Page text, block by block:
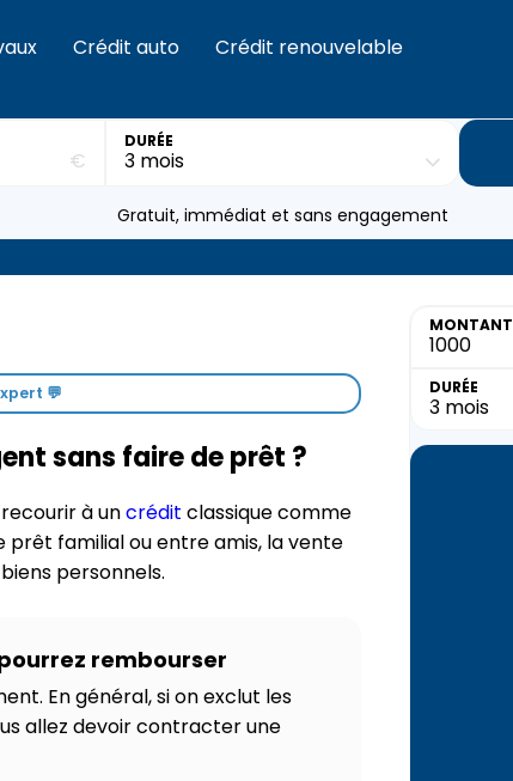
Crédit auto Crédit renouvelable
€
DURÉE
Gratuit, immédiat et sans engagement
💬
sans faire de prêt ?
à uncrédit classique comme
prêt familial ou entre amis, la vente
personnels.
rembourser
En général, si on exclut les
allez devoir contracter une
MONTANT
DURÉE